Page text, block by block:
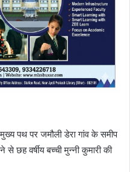
पथ पर जमौली डेरा गांव के समीप
छह वर्षीय बच्ची मुन्नी कुमारी की